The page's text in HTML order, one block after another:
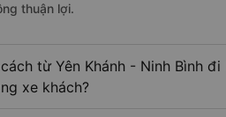
thuận lợi.
từ Yên Khánh - Ninh Bình
xe khách?